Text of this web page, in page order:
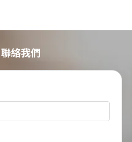
聯絡我們